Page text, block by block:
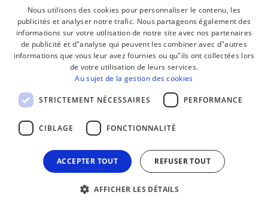
Gernika
MUSIQUE ET
CHANT BASQUES
ENSEIGNEMENT,
SENSIBILISATION
BASQUE
FRENCH
Nous utilisons des cookies pour personnaliser le contenu, les
publicités et analyser notre trafic. Nous partageons également des
informations sur votre utilisation de notre site avec nos partenaires
de publicité et d"analyse qui peuvent les combiner avec d"autres
informations que vous leur avez fournies ou qu"ils ont collectées lors
de votre utilisation de leurs services.
Au sujet de la gestion des cookies
STRICTEMENT NÉCESSAIRES PERFORMANCE
CIBLAGE FONCTIONNALITÉ
ACCEPTER TOUT REFUSER TOUT
AFFICHER LES DÉTAILS